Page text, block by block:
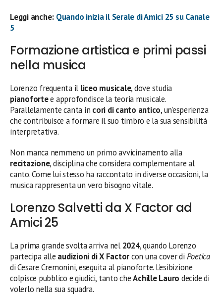
Leggi anche: Quando inizia il Serale di Amici 25 su Canale
5
Formazione artistica e primi passi
nella musica
Lorenzo frequenta il liceo musicale, dove studia
pianofortee approfondisce la teoria musicale.
Parallelamente canta in cori di canto antico, un’esperienza
che contribuisce a formare il suo timbro e la sua sensibilità
interpretativa.
Non manca nemmeno un primo avvicinamento alla
recitazione, disciplina che considera complementare al
canto. Come lui stesso ha raccontato in diverse occasioni, la
musica rappresenta un vero bisogno vitale.
Lorenzo Salvetti da X Factor ad
Amici 25
La prima grande svolta arriva nel 2024, quando Lorenzo
partecipa alle audizioni di X Factorcon una cover di Poetica
di Cesare Cremonini, eseguita al pianoforte. L’esibizione
colpisce pubblico e giudici, tanto cheAchille Lauro decide di
volerlo nella sua squadra.